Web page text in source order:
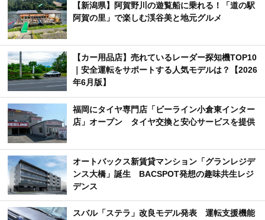
【新潟県】阿賀野川の遊覧船に乗れる！「道の駅
阿賀の里」で楽しむ渓谷美と地元グルメ
【カー用品店】売れているレーダー探知機TOP10
｜安全運転をサポートする人気モデルは？【2026
年6月版】
福岡にタイヤ専門店「ビーライン小倉東インター
店」オープン タイヤ交換と安心サービスを提供
オートバックス新賃貸マンション「グランレジデ
ンス大橋」誕生 BACSPOT発想の趣味共生レジ
デンス
スバル「ステラ」改良モデル発表 運転支援機能